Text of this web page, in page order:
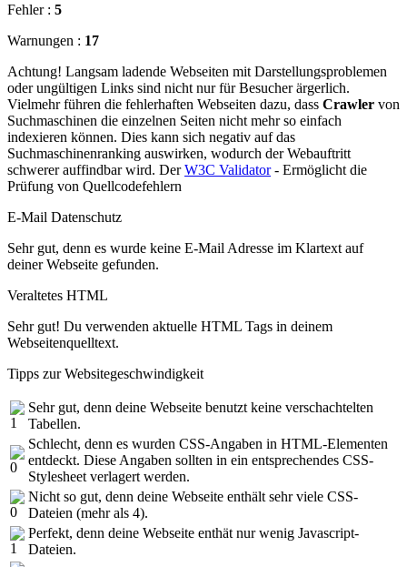
Fehler : 5
Warnungen : 17
Achtung! Langsam ladende Webseiten mit Darstellungsproblemen
oder ungültigen Links sind nicht nur für Besucher ärgerlich.
Vielmehr führen die fehlerhaften Webseiten dazu, dass Crawler von
Suchmaschinen die einzelnen Seiten nicht mehr so einfach
indexieren können. Dies kann sich negativ auf das
Suchmaschinenranking auswirken, wodurch der Webauftritt
schwerer auffindbar wird. DerW3C Validator- Ermöglicht die
Prüfung von Quellcodefehlern
E-Mail Datenschutz
Sehr gut, denn es wurde keine E-Mail Adresse im Klartext auf
deiner Webseite gefunden.
Veraltetes HTML
Sehr gut! Du verwenden aktuelle HTML Tags in deinem
Webseitenquelltext.
Tipps zur Websitegeschwindigkeit
Sehr gut, denn deine Webseite benutzt keine verschachtelten
Tabellen.
Schlecht, denn es wurden CSS-Angaben in HTML-Elementen
entdeckt. Diese Angaben sollten in ein entsprechendes CSS-
Stylesheet verlagert werden.
Nicht so gut, denn deine Webseite enthält sehr viele CSS-
Dateien (mehr als 4).
Perfekt, denn deine Webseite enthät nur wenig Javascript-
Dateien.